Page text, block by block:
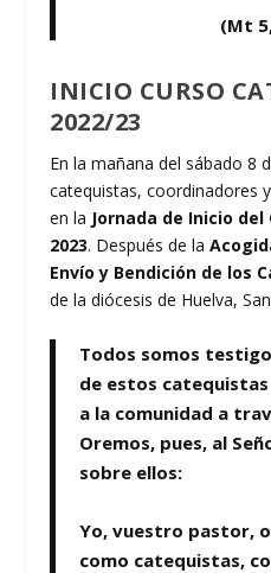
(Mt
INICIO CURSO
2022/23
En la mañana del sábado 8
catequistas, coordinadores
en la Jornada de Inicio
2023. Después de la
Envío y Bendición de los
de la diócesis de Huelva,
Todos somos
de estos
a la comunidad a
Oremos, pues, al
sobre ellos:
Yo, vuestro pastor,
como catequistas,